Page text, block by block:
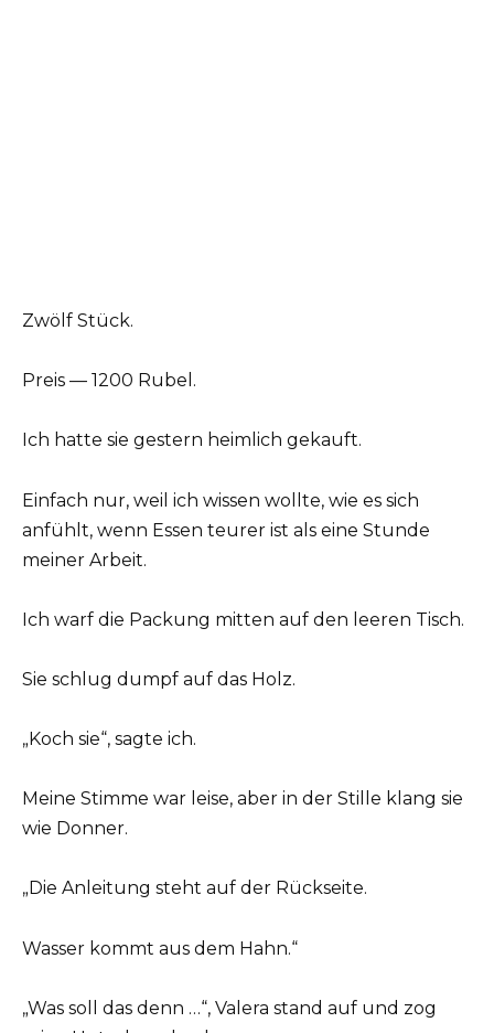
Zwölf Stück.
Preis — 1200 Rubel.
Ich hatte sie gestern heimlich gekauft.
Einfach nur, weil ich wissen wollte, wie es sich
anfühlt, wenn Essen teurer ist als eine Stunde
meiner Arbeit.
Ich warf die Packung mitten auf den leeren Tisch.
Sie schlug dumpf auf das Holz.
„Koch sie“, sagte ich.
Meine Stimme war leise, aber in der Stille klang sie
wie Donner.
„Die Anleitung steht auf der Rückseite.
Wasser kommt aus dem Hahn.“
„Was soll das denn …“, Valera stand auf und zog